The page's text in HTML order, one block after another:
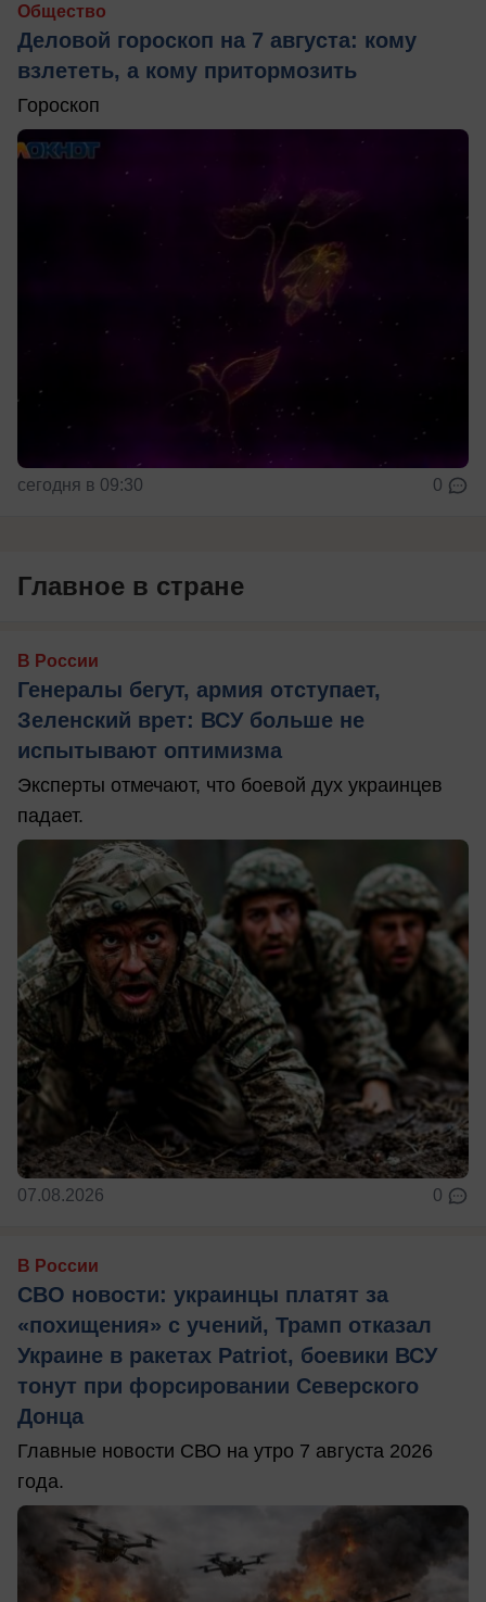
Общество
Деловой гороскоп на 7 августа: кому
взлететь, а кому притормозить
Гороскоп
сегодня в 09:30 0
Главное в стране
В России
Генералы бегут, армия отступает,
Зеленский врет: ВСУ больше не
испытывают оптимизма
Эксперты отмечают, что боевой дух украинцев
падает.
07.08.2026 0
В России
СВО новости: украинцы платят за
«похищения» с учений, Трамп отказал
Украине в ракетах Patriot, боевики ВСУ
тонут при форсировании Северского
Донца
Главные новости СВО на утро 7 августа 2026
года.